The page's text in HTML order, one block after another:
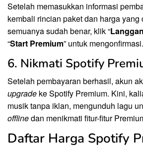
Setelah memasukkan informasi
kembali rincian paket dan harga yang
semuanya sudah benar, klik “
“Start Premium” untuk mengonfirmasi.
6. Nikmati Spotify
Setelah pembayaran berhasil, akun
upgrade ke Spotify Premium. Kini,
musik tanpa iklan, mengunduh lagu
offlinedan menikmati fitur-fitur
Daftar Harga Spotify